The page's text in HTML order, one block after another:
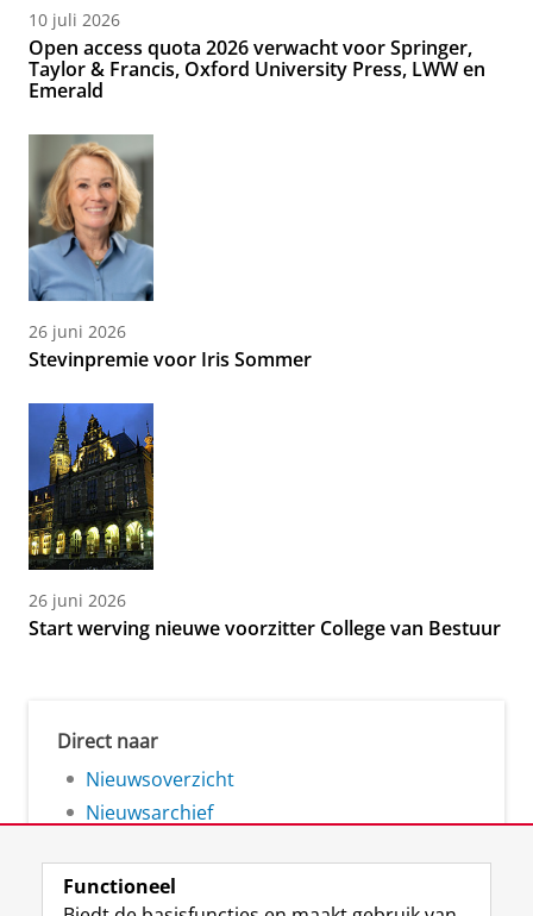
10 juli 2026
Open access quota 2026 verwacht voor Springer,
Taylor & Francis, Oxford University Press, LWW en
Emerald
26 juni 2026
Stevinpremie voor Iris Sommer
26 juni 2026
Start werving nieuwe voorzitter College van Bestuur
Direct naar
Nieuwsoverzicht
Nieuwsarchief
Functioneel